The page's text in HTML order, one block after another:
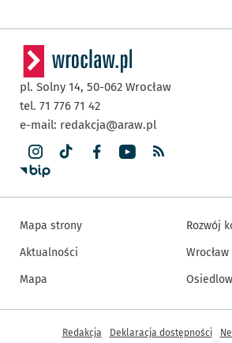
pl. Solny 14, 50-062 Wrocław
tel. 71 776 71 42
e-mail: redakcja@araw.pl
Mapa strony
Aktualności
Mapa
Rozwój
Inne informacje
Redakcja Deklaracja dostępności